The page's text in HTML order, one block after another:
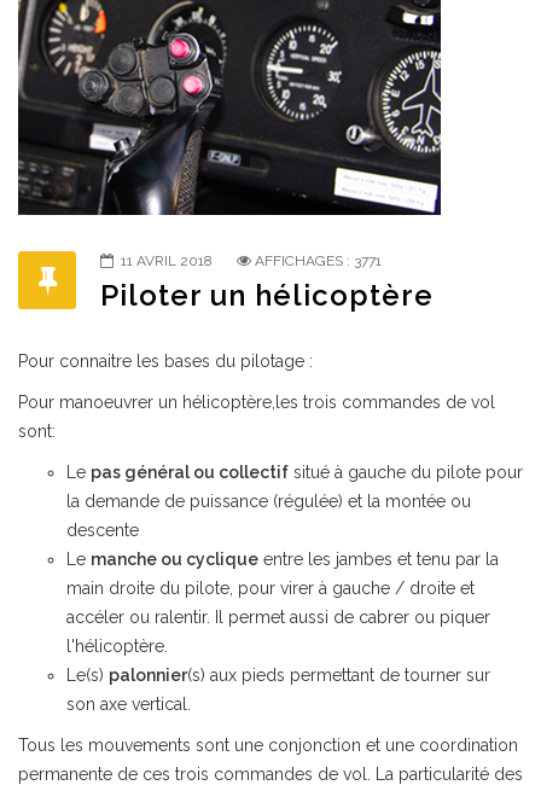
11 AVRIL 2018 AFFICHAGES : 3771
Piloter un hélicoptère
Pour connaitre les bases du pilotage :
Pour manoeuvrer un hélicoptère,les trois commandes de vol
sont:
Le pas général ou collectif situé à gauche du pilote pour
la demande de puissance (régulée) et la montée ou
descente
Le manche ou cyclique entre les jambes et tenu par la
main droite du pilote, pour virer à gauche / droite et
accéler ou ralentir. Il permet aussi de cabrer ou piquer
l'hélicoptère.
Le(s) palonnier(s) aux pieds permettant de tourner sur
son axe vertical.
Tous les mouvements sont une conjonction et une coordination
permanente de ces trois commandes de vol. La particularité des